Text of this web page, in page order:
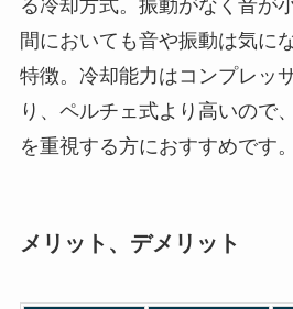
る冷却方式。振動がなく音が
間においても音や振動は気に
特徴。冷却能力はコンプレッ
り、ペルチェ式より高いので
を重視する方におすすめで
メリット、デメリット